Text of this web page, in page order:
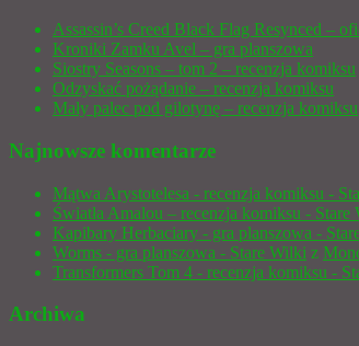
Assassin’s Creed Black Flag Resynced –
Kroniki Zamku Avel – gra planszowa
Siostry Seasons – tom 2 – recenzja komiksu
Odzyskać pożądanie – recenzja komiksu
Mały palec pod gilotynę – recenzja komiksu
Najnowsze komentarze
Mątwa Arystotelesa - recenzja komiksu -
Światła Amalou – recenzja komiksu - Stare
Kapibary Herbaciary - gra planszowa -
Worms - gra planszowa - Stare Wilki z
Transformers Tom 4 - recenzja komiksu -
Archiwa